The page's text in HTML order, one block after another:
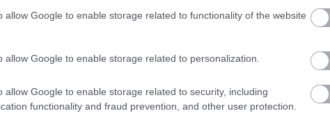
allow Google to enable storage related to functionality of the website
allow Google to enable storage related to personalization.
allow Google to enable storage related to security, including
functionality and fraud prevention, and other user protection.
και ο
στην ιστορία της
στο τιμόνι της
στη μετά-Enzo εποχή.
στις αρχές της δεκαετίας του